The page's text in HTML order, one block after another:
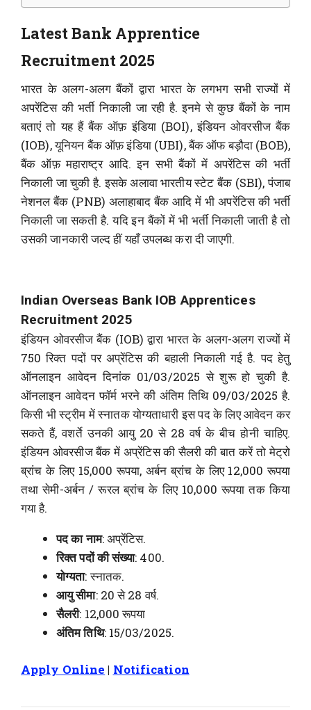
Latest Bank Apprentice
Recruitment 2025
भारत के अलग-अलग बैंकों द्वारा भारत के लगभग सभी राज्यों में
अपरेंटिस की भर्ती निकाली जा रही है. इनमे से कुछ बैंकों के नाम
बताएं तो यह हैं बैंक ऑफ़ इंडिया (BOI), इंडियन ओवरसीज बैंक
(IOB), यूनियन बैंक ऑफ़ इंडिया (UBI), बैंक ऑफ बड़ौदा (BOB),
बैंक ऑफ़ महाराष्ट्र आदि. इन सभी बैंकों में अपरेंटिस की भर्ती
निकाली जा चुकी है. इसके अलावा भारतीय स्टेट बैंक (SBI), पंजाब
नेशनल बैंक (PNB) अलाहाबाद बैंक आदि में भी अपरेंटिस की भर्ती
निकाली जा सकती है. यदि इन बैंकों में भी भर्ती निकाली जाती है तो
उसकी जानकारी जल्द हीं यहाँ उपलब्ध करा दी जाएगी.
Indian Overseas Bank IOB Apprentices
Recruitment 2025
इंडियन ओवरसीज बैंक (IOB) द्वारा भारत के अलग-अलग राज्यों में
750 रिक्त पदों पर अप्रेंटिस की बहाली निकाली गई है. पद हेतु
ऑनलाइन आवेदन दिनांक 01/03/2025 से शुरू हो चुकी है.
ऑनलाइन आवेदन फॉर्म भरने की अंतिम तिथि 09/03/2025 है.
किसी भी स्ट्रीम में स्नातक योग्यताधारी इस पद के लिए आवेदन कर
सकते हैं, वशर्ते उनकी आयु 20 से 28 वर्ष के बीच होनी चाहिए.
इंडियन ओवरसीज बैंक में अप्रेंटिस की सैलरी की बात करें तो मेट्रो
ब्रांच के लिए 15,000 रूपया, अर्बन ब्रांच के लिए 12,000 रूपया
तथा सेमी-अर्बन / रूरल ब्रांच के लिए 10,000 रूपया तक किया
गया है.
पद का नाम: अप्रेंटिस.
रिक्त पदों की संख्या: 400.
योग्यता: स्नातक.
आयु सीमा: 20 से 28 वर्ष.
सैलरी: 12,000 रूपया
अंतिम तिथि: 15/03/2025.
Apply Online | Notification